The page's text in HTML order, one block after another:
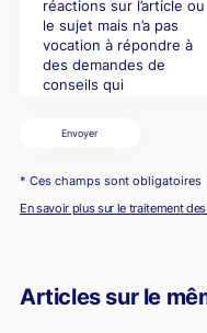
Envoyer
* Ces champs sont obligatoires
En savoir plus sur le traitement
Articles sur le